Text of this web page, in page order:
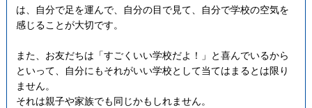
は、自分で足を運んで、自分の目で見て、自分で学校の空気を
感じることが大切です。
また、お友だちは「すごくいい学校だよ！」と喜んでいるから
といって、自分にもそれがいい学校として当てはまるとは限り
ません。
それは親子や家族でも同じかもしれません。